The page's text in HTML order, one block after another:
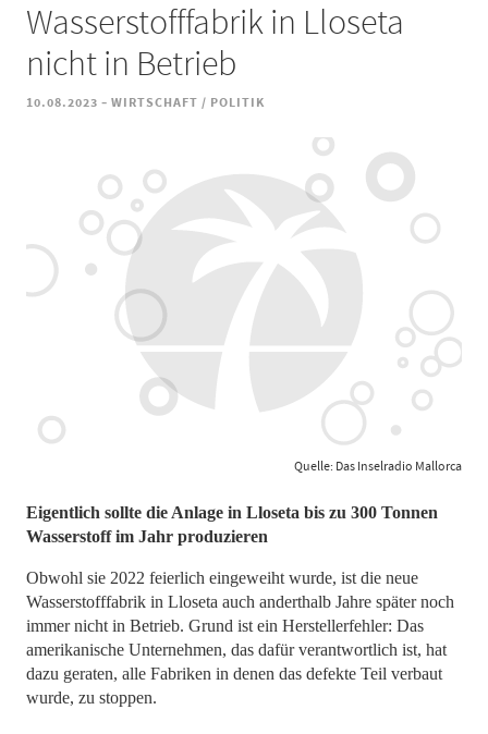
Wasserstofffabrik in Lloseta
nicht in Betrieb
10.08.2023 - WIRTSCHAFT / POLITIK
Quelle: Das Inselradio Mallorca
Eigentlich sollte die Anlage in Lloseta bis zu 300 Tonnen
Wasserstoff im Jahr produzieren
Obwohl sie 2022 feierlich eingeweiht wurde, ist die neue
Wasserstofffabrik in Lloseta auch anderthalb Jahre später noch
immer nicht in Betrieb. Grund ist ein Herstellerfehler: Das
amerikanische Unternehmen, das dafür verantwortlich ist, hat
dazu geraten, alle Fabriken in denen das defekte Teil verbaut
wurde, zu stoppen.